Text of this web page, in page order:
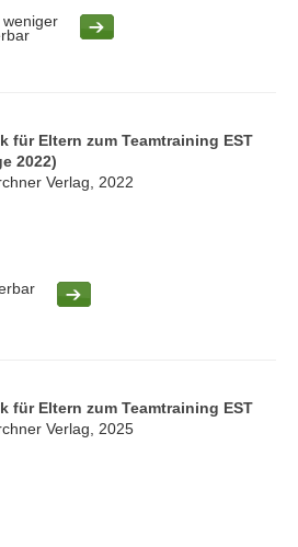
weniger
für Eltern zum Teamtraining EST
2022)
Verlag, 2022
für Eltern zum Teamtraining EST
Verlag, 2025